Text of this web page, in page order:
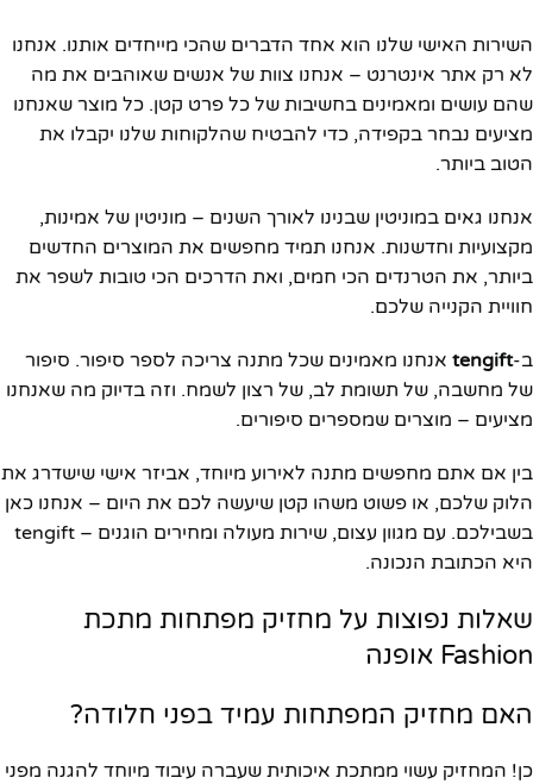
השירות האישי שלנו הוא אחד הדברים שהכי מייחדים אותנו. אנחנו
לא רק אתר אינטרנט – אנחנו צוות של אנשים שאוהבים את מה
שהם עושים ומאמינים בחשיבות של כל פרט קטן. כל מוצר שאנחנו
מציעים נבחר בקפידה, כדי להבטיח שהלקוחות שלנו יקבלו את
הטוב ביותר.
אנחנו גאים במוניטין שבנינו לאורך השנים – מוניטין של אמינות,
מקצועיות וחדשנות. אנחנו תמיד מחפשים את המוצרים החדשים
ביותר, את הטרנדים הכי חמים, ואת הדרכים הכי טובות לשפר את
חוויית הקנייה שלכם.
ב-tengift אנחנו מאמינים שכל מתנה צריכה לספר סיפור. סיפור
של מחשבה, של תשומת לב, של רצון לשמח. וזה בדיוק מה שאנחנו
מציעים – מוצרים שמספרים סיפורים.
בין אם אתם מחפשים מתנה לאירוע מיוחד, אביזר אישי שישדרג את
הלוק שלכם, או פשוט משהו קטן שיעשה לכם את היום – אנחנו כאן
בשבילכם. עם מגוון עצום, שירות מעולה ומחירים הוגנים – tengift
היא הכתובת הנכונה.
שאלות נפוצות על מחזיק מפתחות מתכת
Fashion אופנה
האם מחזיק המפתחות עמיד בפני חלודה?
כן! המחזיק עשוי ממתכת איכותית שעברה עיבוד מיוחד להגנה מפני